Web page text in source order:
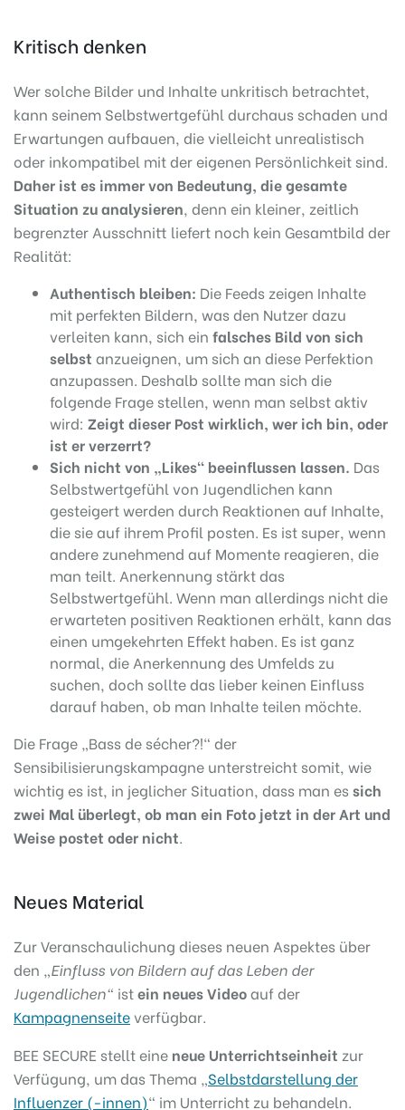
Kritisch denken
Wer solche Bilder und Inhalte unkritisch betrachtet,
kann seinem Selbstwertgefühl durchaus schaden und
Erwartungen aufbauen, die vielleicht unrealistisch
oder inkompatibel mit der eigenen Persönlichkeit sind.
Daher ist es immer von Bedeutung, die gesamte
Situation zu analysieren, denn ein kleiner, zeitlich
begrenzter Ausschnitt liefert noch kein Gesamtbild der
Realität:
Authentisch bleiben: Die Feeds zeigen Inhalte
mit perfekten Bildern, was den Nutzer dazu
verleiten kann, sich ein falsches Bild von sich
selbst anzueignen, um sich an diese Perfektion
anzupassen. Deshalb sollte man sich die
folgende Frage stellen, wenn man selbst aktiv
wird: Zeigt dieser Post wirklich, wer ich bin, oder
ist er verzerrt?
Sich nicht von „Likes“ beeinflussen lassen. Das
Selbstwertgefühl von Jugendlichen kann
gesteigert werden durch Reaktionen auf Inhalte,
die sie auf ihrem Profil posten. Es ist super, wenn
andere zunehmend auf Momente reagieren, die
man teilt. Anerkennung stärkt das
Selbstwertgefühl. Wenn man allerdings nicht die
erwarteten positiven Reaktionen erhält, kann das
einen umgekehrten Effekt haben. Es ist ganz
normal, die Anerkennung des Umfelds zu
suchen, doch sollte das lieber keinen Einfluss
darauf haben, ob man Inhalte teilen möchte.
Die Frage „Bass de sécher?!“ der
Sensibilisierungskampagne unterstreicht somit, wie
wichtig es ist, in jeglicher Situation, dass man essich
zwei Mal überlegt, ob man ein Foto jetzt in der Art und
Weise postet oder nicht.
Neues Material
Zur Veranschaulichung dieses neuen Aspektes über
den „Einfluss von Bildern auf das Leben der
Jugendlichen“ istein neues Videoauf der
Kampagnenseiteverfügbar.
BEE SECURE stellt eine neue Unterrichtseinheit zur
Verfügung, um das Thema „Selbstdarstellung der
Influenzer (-innen)“ im Unterricht zu behandeln.